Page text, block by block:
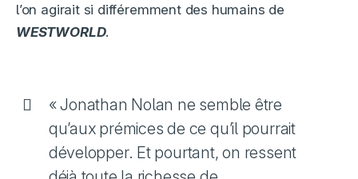
l’on agirait si différemment des humains de
WESTWORLD.
« Jonathan Nolan ne semble être
qu’aux prémices de ce qu’il pourrait
développer. Et pourtant, on ressent